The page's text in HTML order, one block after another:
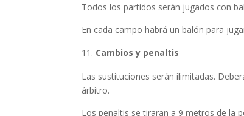
Todos los partidos serán jugados con
En cada campo habrá un balón para
Cambios y penaltis
Las sustituciones serán ilimitadas.
árbitro.
Los penaltis se tiraran a 9 metros de la